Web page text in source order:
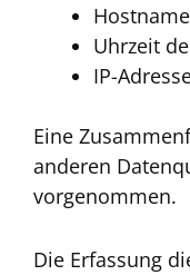
Uhrzeit
IP-
Eine
anderen
vorgenommen.
Die Erfassung